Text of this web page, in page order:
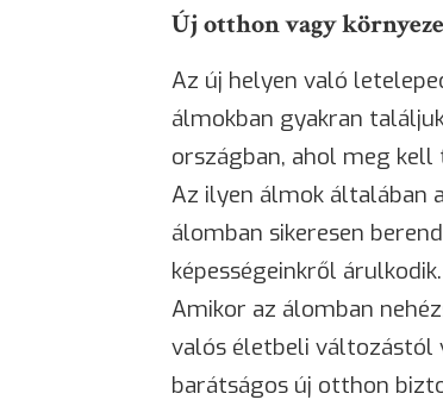
Új otthon vagy
Az új helyen való
álmokban gyakran
országban, ahol meg
Az ilyen álmok általában a
álomban sikeresen
képességeinkről árulkodik.
Amikor az álomban
valós életbeli változástól
barátságos új otthon